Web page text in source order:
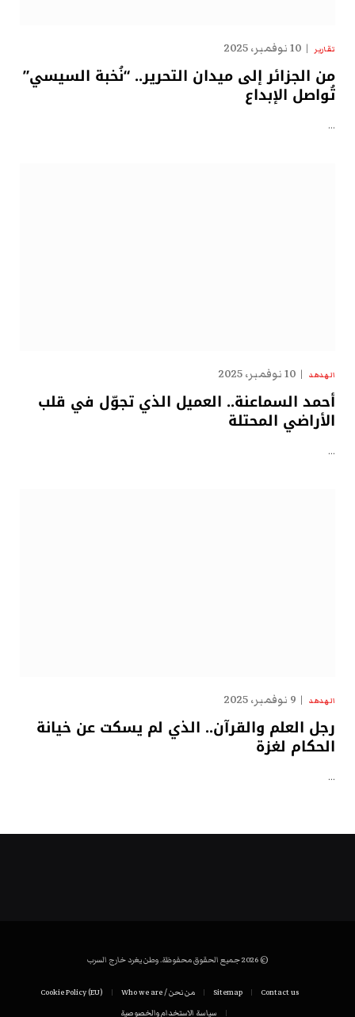
تقارير 10 نوفمبر، 2025
من الجزائر إلى ميدان التحرير.. “نُخبة السيسي”
تُواصل الإبداع
…
الهدهد 10 نوفمبر، 2025
أحمد السماعنة.. العميل الذي تجوّل في قلب
الأراضي المحتلة
…
الهدهد 9 نوفمبر، 2025
رجل العلم والقرآن.. الذي لم يسكت عن خيانة
الحكام لغزة
…
© 2026 جميع الحقوق محفوظة. وطن يغرد خارج السرب
Contact us
Sitemap من نحن / Who we are
Cookie Policy (EU)
سياسة الاستخدام والخصوصية